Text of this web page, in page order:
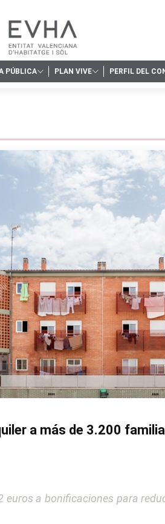
PÚBLICA PLAN VIVE PERFIL DEL
a más de 3.200
a bonificaciones para